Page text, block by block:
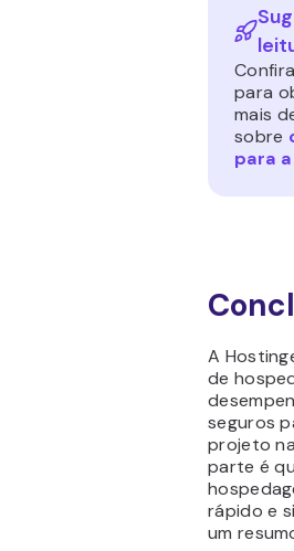
para
mais
sobre
para
A
de
seguros
projeto
parte é
rápido e
um